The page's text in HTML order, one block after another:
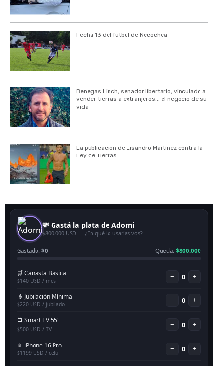
Fecha 13 del fútbol de Necochea
Benegas Linch, senador libertario, vinculado a
vender tierras a extranjeros... el negocio de su
vida
La publicación de Lisandro Martínez contra la
Ley de Tierras